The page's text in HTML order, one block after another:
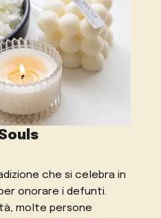
che si celebra in
onorare i defunti.
molte persone